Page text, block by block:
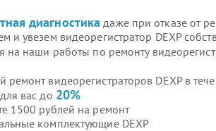
диагностика даже при отказе от
и увезем видеорегистратор DEXP
на наши работы по ремонту
ремонт видеорегистраторов DEXP в
вас до 20%
1500 рублей на ремонт
комплектующие DEXP